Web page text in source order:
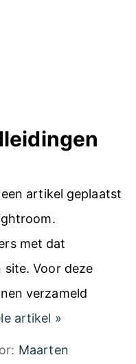
artikel geplaatst
met dat
Voor deze
verzameld
artikel L
»
Maarten